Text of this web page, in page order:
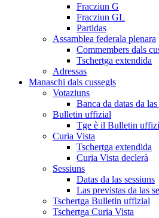
Fracziun G
Fracziun GL
Partidas
Assamblea federala plenara
Commembers dals
Tschertga extendida
Adressas
Manaschi dals cussegls
Votaziuns
Banca da datas da
Bulletin uffizial
Tge è il Bulletin
Curia Vista
Tschertga extendida
Curia Vista declerà
Sessiuns
Datas da las sessiuns
Las previstas da las
Tschertga Bulletin uffizial
Tschertga Curia Vista